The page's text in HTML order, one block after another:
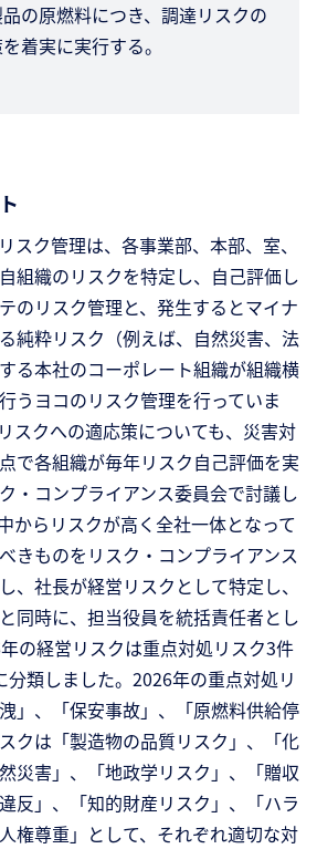
の原燃料につき、調達リスクの
着実に実行する。
スク管理は、各事業部、本部、室、
組織のリスクを特定し、自己評価し
のリスク管理と、発生するとマイナ
純粋リスク（例えば、自然災害、法
る本社のコーポレート組織が組織横
うヨコのリスク管理を行っていま
スクへの適応策についても、災害対
で各組織が毎年リスク自己評価を実
・コンプライアンス委員会で討議し
からリスクが高く全社一体となって
きものをリスク・コンプライアンス
、社長が経営リスクとして特定し、
同時に、担当役員を統括責任者とし
の経営リスクは重点対処リスク3件
分類しました。2026年の重点対処リ
」、「保安事故」、「原燃料供給停
クは「製造物の品質リスク」、「化
災害」、「地政学リスク」、「贈収
反」、「知的財産リスク」、「ハラ
権尊重」として、それぞれ適切な対